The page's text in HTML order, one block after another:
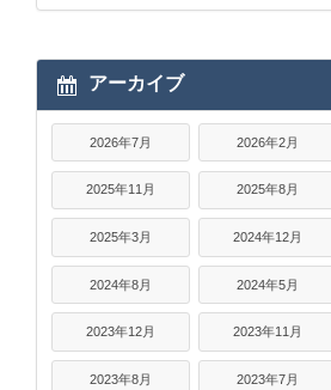
アーカイブ
2026年7月 2026年2月
2025年11月 2025年8月
2025年3月 2024年12月
2024年8月 2024年5月
2023年12月 2023年11月
2023年8月 2023年7月